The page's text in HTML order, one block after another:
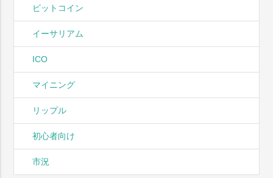
ビットコイン
イーサリアム
ICO
マイニング
リップル
初心者向け
市況